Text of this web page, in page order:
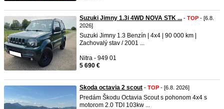
Suzuki Jimny 1.3i 4WD NOVA STK ... - TOP - [6.8.
2026]
Suzuki Jimny 1.3 Benzín | 4x4 | 90 000 km |
Zachovalý stav / 2001 ...
Nitra - 949 01
5 690 €
Skoda octavia 2 scout - TOP - [6.8. 2026]
Predám Škodu Octavia Scout s pohonom 4x4 s
motorom 2.0 TDI 103kw ...